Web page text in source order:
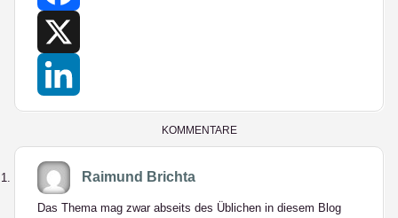
Facebook
KOMMENTARE
Raimund Brichta
Das Thema mag zwar abseits des Üblichen in diesem Blog